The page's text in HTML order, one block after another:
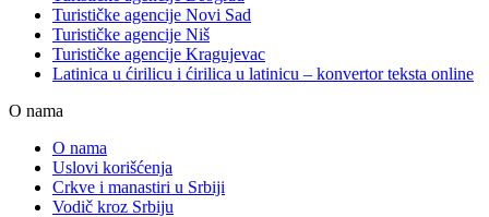
Turističke agencije Novi Sad
Turističke agencije Niš
Turističke agencije Kragujevac
Latinica u ćirilicu i ćirilica u latinicu – konvertor teksta online
O nama
O nama
Uslovi korišćenja
Crkve i manastiri u Srbiji
Vodič kroz Srbiju